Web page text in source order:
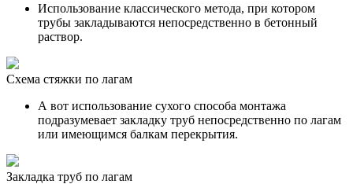
Использование классического метода, при котором
трубы закладываются непосредственно в бетонный
раствор.
Схема стяжки по лагам
А вот использование сухого способа монтажа
подразумевает закладку труб непосредственно по лагам
или имеющимся балкам перекрытия.
Закладка труб по лагам